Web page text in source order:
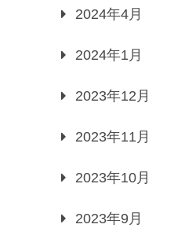
2024年4月
2024年1月
2023年12月
2023年11月
2023年10月
2023年9月